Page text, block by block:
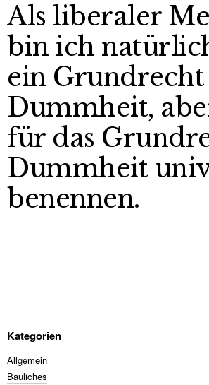
Als liberaler
bin ich
ein
Dummheit,
für das
Dummheit
benennen.
Kategorien
Allgemein
Bauliches